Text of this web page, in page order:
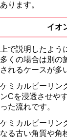
あります。
イオ
上で説明したよう
多くの場合は別の
されるケースが多
ケミカルピーリン
ンCを浸透させや
った流れです。
ケミカルピーリン
なる古い角質や角